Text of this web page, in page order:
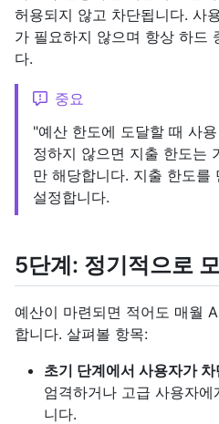
허용되지 않고 차단됩니다. 사
가 필요하지 않으며 항상 하드
다.
중요
"예산 한도에 도달할 때 사
정하지 않으면 지출 한도는
만 해당합니다. 지출 한도를
설정합니다.
5단계: 정기적으로
예산이 마련되면 적어도 매월
합니다. 살펴볼 항목:
초기 단계에서 사용자가 차
엄격하거나 고급 사용자
니다.